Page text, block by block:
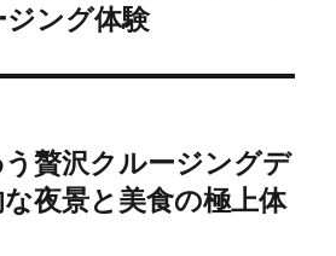
ジング体験
贅沢クルージングデ
夜景と美食の極上体